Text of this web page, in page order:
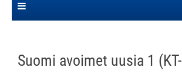
Suomi avoimet uusia 1